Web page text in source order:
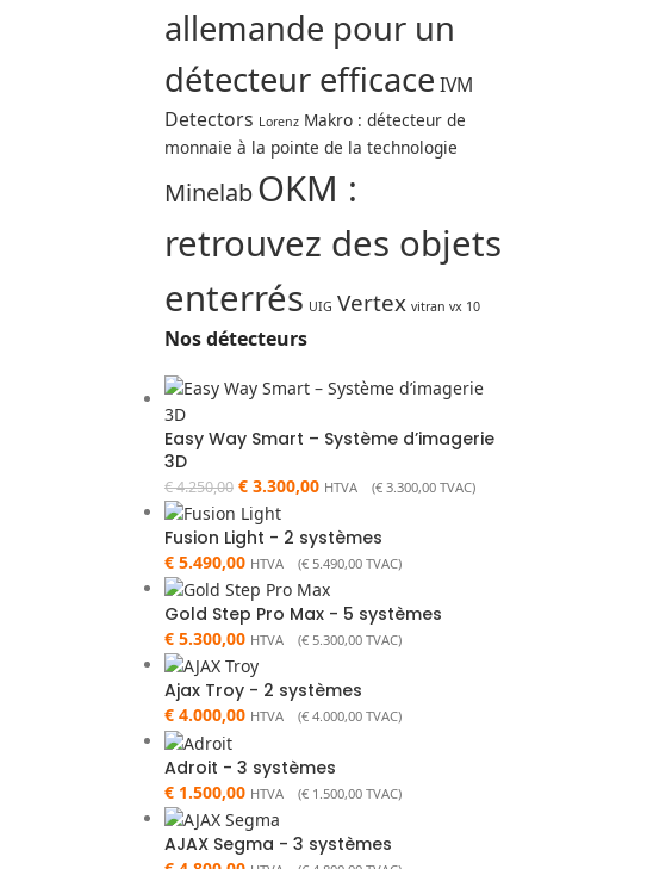
allemande pour un
détecteur efficace IVM
Detectors Lorenz Makro : détecteur de
monnaie à la pointe de la technologie
MinelabOKM :
retrouvez des objets
enterrés UIG Vertex vitran vx 10
Nos détecteurs
Easy Way Smart – Système d’imagerie
3D
€4.250,00 €3.300,00 HTVA (€3.300,00TVAC)
Fusion Light - 2 systèmes
€5.490,00 HTVA (€5.490,00TVAC)
Gold Step Pro Max - 5 systèmes
€5.300,00 HTVA (€5.300,00TVAC)
Ajax Troy - 2 systèmes
€4.000,00 HTVA (€4.000,00TVAC)
Adroit - 3 systèmes
€1.500,00 HTVA (€1.500,00TVAC)
AJAX Segma - 3 systèmes